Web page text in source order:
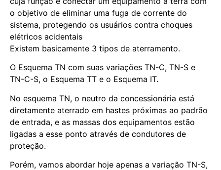
o objetivo de eliminar uma fuga de corrente do
sistema, protegendo os usuários contra choques
elétricos acidentais
Existem basicamente 3 tipos de aterramento.
O Esquema TN com suas variações TN-C, TN-S e
TN-C-S, o Esquema TT e o Esquema IT.
No esquema TN, o neutro da concessionária está
diretamente aterrado em hastes próximas ao padrão
de entrada, e as massas dos equipamentos estão
ligadas a esse ponto através de condutores de
proteção.
Porém, vamos abordar hoje apenas a variação TN-S,